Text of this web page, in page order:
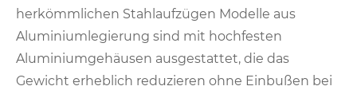
herkömmlichen Stahlaufzügen Modelle aus
Aluminiumlegierung sind mit hochfesten
Aluminiumgehäusen ausgestattet, die das
Gewicht erheblich reduzieren ohne Einbußen bei